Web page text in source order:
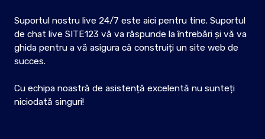
Suportul nostru live 24/7 este aici pentru tine. Suportul
de chat live SITE123 vă va răspunde la întrebări și vă va
ghida pentru a vă asigura că construiți un site web de
succes.
Cu echipa noastră de asistență excelentă nu sunteți
niciodată singuri!